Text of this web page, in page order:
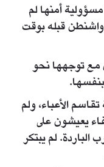
أمنها لم
قبله بوقت
مع توجهها نحو
الأعباء، ولم
يعيشون على
الباردة. لم يبتكر